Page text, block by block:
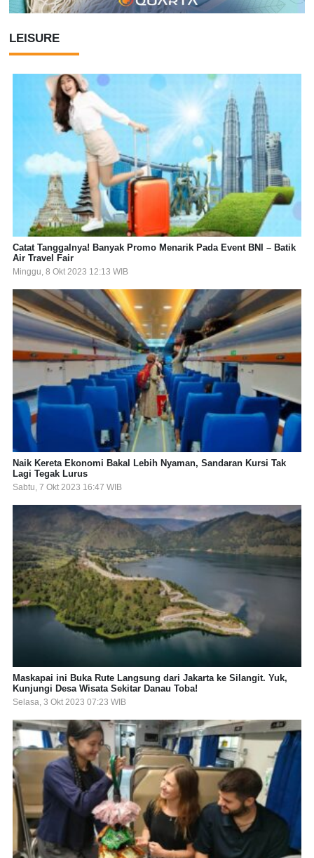
LEISURE
Catat Tanggalnya! Banyak Promo Menarik Pada Event BNI – Batik
Air Travel Fair
Minggu, 8 Okt 2023 12:13 WIB
Naik Kereta Ekonomi Bakal Lebih Nyaman, Sandaran Kursi Tak
Lagi Tegak Lurus
Sabtu, 7 Okt 2023 16:47 WIB
Maskapai ini Buka Rute Langsung dari Jakarta ke Silangit. Yuk,
Kunjungi Desa Wisata Sekitar Danau Toba!
Selasa, 3 Okt 2023 07:23 WIB